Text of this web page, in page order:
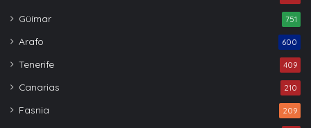
Güímar 751
Arafo 600
Tenerife 409
Canarias 210
Fasnia 209